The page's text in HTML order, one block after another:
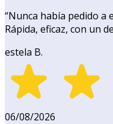
“Nunca había pedido a
Rápida, eficaz, con un
estela B.
06/08/2026